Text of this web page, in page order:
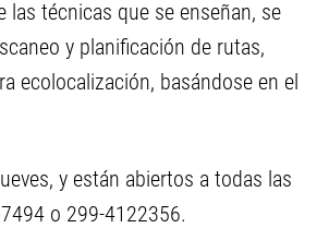
técnicas que se enseñan, se
y planificación de rutas,
ecolocalización, basándose en el
y están abiertos a todas las
o 299-4122356.